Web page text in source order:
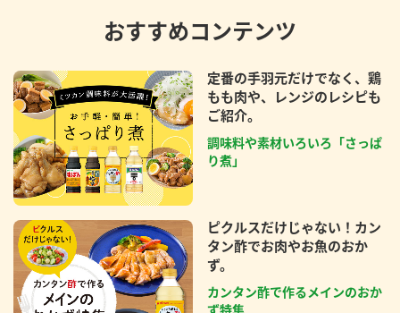
おすすめコンテンツ
定番の手羽元だけでなく、鶏
もも肉や、レンジのレシピも
ご紹介。
調味料や素材いろいろ「さっぱ
り煮」
ピクルスだけじゃない！カン
タン酢でお肉やお魚のおか
ず。
カンタン酢で作るメインのおか
ず特集